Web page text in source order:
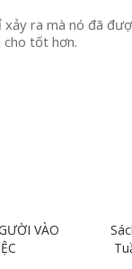
ra mà nó đã
cho tốt hơn.
VÀO